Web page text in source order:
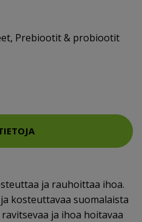
, Prebiootit & probiootit
ja rauhoittaa ihoa.
kosteuttavaa suomalaista
ja ihoa hoitavaa